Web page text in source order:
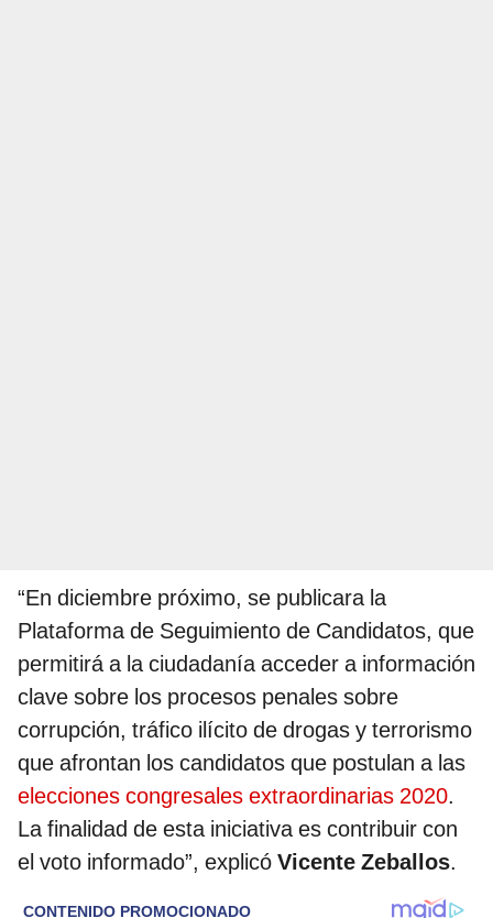
“En diciembre próximo, se publicara la
Plataforma de Seguimiento de Candidatos, que
permitirá a la ciudadanía acceder a información
clave sobre los procesos penales sobre
corrupción, tráfico ilícito de drogas y terrorismo
que afrontan los candidatos que postulan a las
elecciones congresales extraordinarias 2020.
La finalidad de esta iniciativa es contribuir con
el voto informado”, explicó Vicente Zeballos.